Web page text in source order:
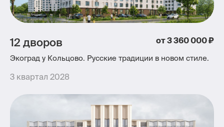
Контакты
12 дворов от 3 360 000 ₽
Экоград у Кольцово. Русские традиции в новом стиле.
3 квартал 2028